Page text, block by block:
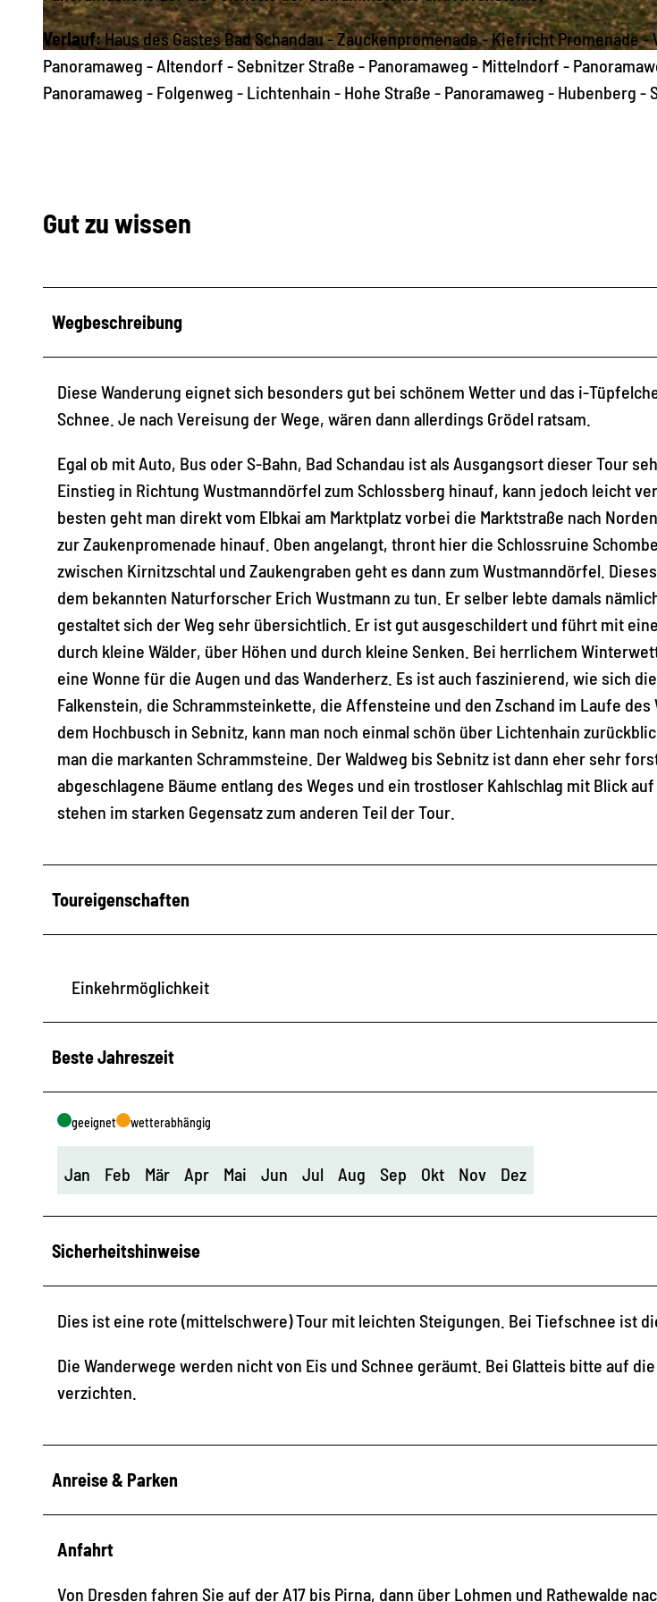
Verlauf:Haus des Gastes Bad Schandau - Zauckenpromenade - Kiefricht Promenade
Panoramaweg - Altendorf - Sebnitzer Straße - Panoramaweg - Mittelndorf -
Panoramaweg - Folgenweg - Lichtenhain - Hohe Straße - Panoramaweg - Hubenberg -
Gut zu wissen
Wegbeschreibung
Diese Wanderung eignet sich besonders gut bei schönem Wetter und das i-
Schnee. Je nach Vereisung der Wege, wären dann allerdings Grödel ratsam.
Egal ob mit Auto, Bus oder S-Bahn, Bad Schandau ist als Ausgangsort dieser Tour
Einstieg in Richtung Wustmanndörfel zum Schlossberg hinauf, kann jedoch leicht
besten geht man direkt vom Elbkai am Marktplatz vorbei die Marktstraße nach
zur Zaukenpromenade hinauf. Oben angelangt, thront hier die Schlossruine
zwischen Kirnitzschtal und Zaukengraben geht es dann zum Wustmanndörfel.
dem bekannten Naturforscher Erich Wustmann zu tun. Er selber lebte damals
gestaltet sich der Weg sehr übersichtlich. Er ist gut ausgeschildert und führt mit
durch kleine Wälder, über Höhen und durch kleine Senken. Bei herrlichem
eine Wonne für die Augen und das Wanderherz. Es ist auch faszinierend, wie sich
Falkenstein, die Schrammsteinkette, die Affensteine und den Zschand im Laufe des
dem Hochbusch in Sebnitz, kann man noch einmal schön über Lichtenhain
man die markanten Schrammsteine. Der Waldweg bis Sebnitz ist dann eher sehr
abgeschlagene Bäume entlang des Weges und ein trostloser Kahlschlag mit Blick
stehen im starken Gegensatz zum anderen Teil der Tour.
Toureigenschaften
Einkehrmöglichkeit
Beste Jahreszeit
geeignet wetterabhängig
Jan Feb Mär Apr Mai Jun Jul Aug Sep Okt Nov Dez
Sicherheitshinweise
Dies ist eine rote (mittelschwere) Tour mit leichten Steigungen. Bei Tiefschnee ist
Die Wanderwege werden nicht von Eis und Schnee geräumt. Bei Glatteis bitte auf
verzichten.
Anreise & Parken
Anfahrt
Von Dresden fahren Sie auf der A17 bis Pirna, dann über Lohmen und Rathewalde